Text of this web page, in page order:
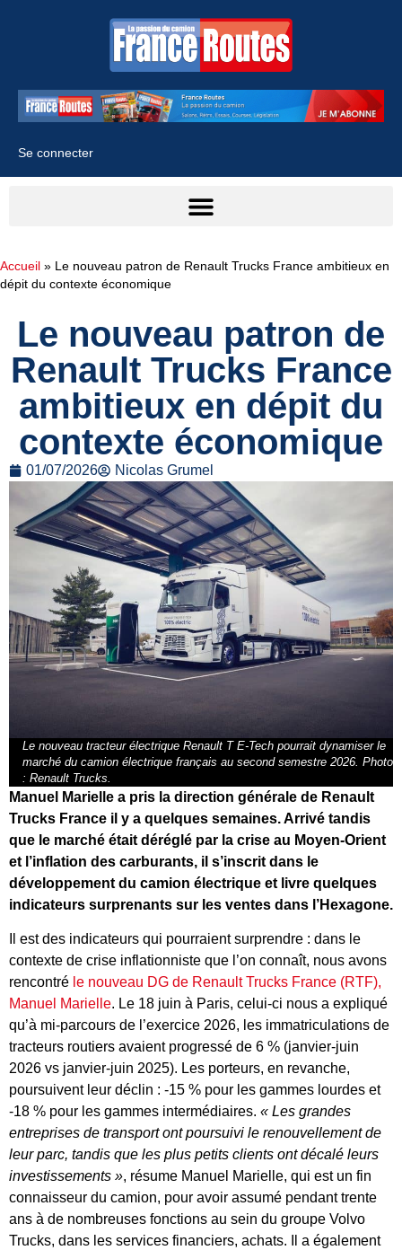
Se connecter
Accueil » Le nouveau patron de Renault Trucks France ambitieux en
dépit du contexte économique
Le nouveau patron de
Renault Trucks France
ambitieux en dépit du
contexte économique
01/07/2026 Nicolas Grumel
Le nouveau tracteur électrique Renault T E-Tech pourrait dynamiser le
marché du camion électrique français au second semestre 2026. Photo
: Renault Trucks.
Manuel Marielle a pris la direction générale de Renault
Trucks France il y a quelques semaines. Arrivé tandis
que le marché était déréglé par la crise au Moyen-Orient
et l’inflation des carburants, il s’inscrit dans le
développement du camion électrique et livre quelques
indicateurs surprenants sur les ventes dans l’Hexagone.
Il est des indicateurs qui pourraient surprendre : dans le
contexte de crise inflationniste que l’on connaît, nous avons
rencontré le nouveau DG de Renault Trucks France (RTF),
Manuel Marielle. Le 18 juin à Paris, celui-ci nous a expliqué
qu’à mi-parcours de l’exercice 2026, les immatriculations de
tracteurs routiers avaient progressé de 6 % (janvier-juin
2026 vs janvier-juin 2025). Les porteurs, en revanche,
poursuivent leur déclin : -15 % pour les gammes lourdes et
-18 % pour les gammes intermédiaires. « Les grandes
entreprises de transport ont poursuivi le renouvellement de
leur parc, tandis que les plus petits clients ont décalé leurs
investissements », résume Manuel Marielle, qui est un fin
connaisseur du camion, pour avoir assumé pendant trente
ans à de nombreuses fonctions au sein du groupe Volvo
Trucks, dans les services financiers, achats. Il a également